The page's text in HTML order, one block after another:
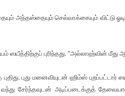
அந்தஸ்தையும் செல்வாக்கையும் விட்டு
ஸயீத்திற்குப் புரிந்தது. “அல்லாஹ்வின்
புதிது. புது மனைவியுடன் ஹிம்ஸ்
சேர்ந்தவுடன் அடிப்படைக்குத்